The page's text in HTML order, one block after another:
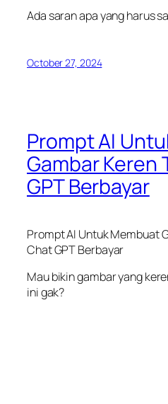
Ada saran apa yang harus
October 27, 2024
Prompt AI
Gambar Keren
GPT Berbayar
Prompt AI Untuk Membuat
Chat GPT Berbayar
Mau bikin gambar yang
ini gak?